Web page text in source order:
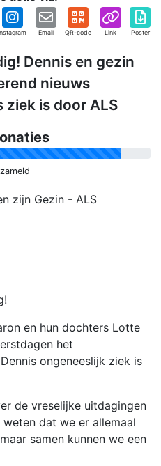
Email QR-code Link Poster
Dennis en gezin
nieuws
ziek is door ALS
zijn Gezin - ALS
en hun dochters Lotte
het
ongeneeslijk ziek is
de vreselijke uitdagingen
dat we er allemaal
samen kunnen we een